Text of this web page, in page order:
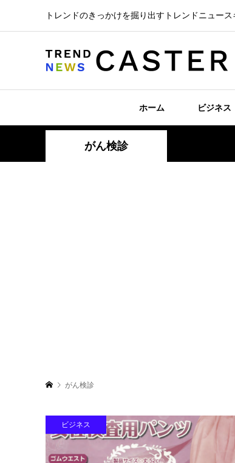
トレンドのきっかけを掘り出すトレンドニュー
ホーム ビジネス
がん検診
がん検診
ビジネス